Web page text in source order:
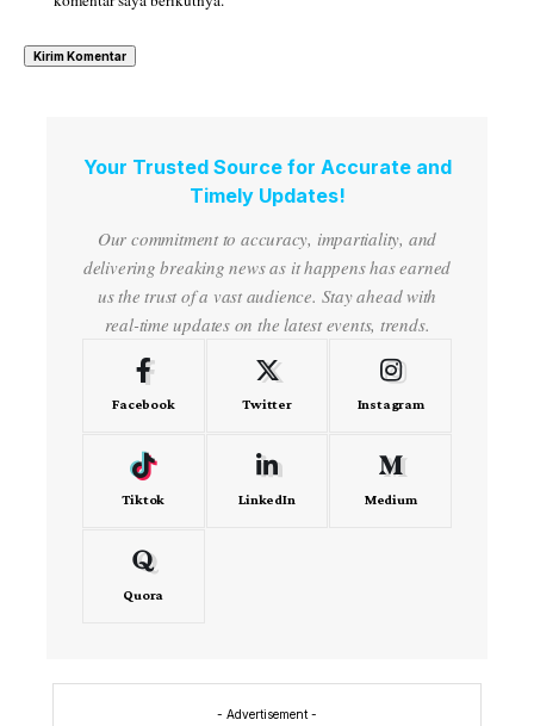
Your Trusted Source for Accurate and
Timely Updates!
Our commitment to accuracy, impartiality, and
delivering breaking news as it happens has earned
us the trust of a vast audience. Stay ahead with
real-time updates on the latest events, trends.
Facebook Twitter Instagram
Tiktok LinkedIn Medium
Quora
- Advertisement -